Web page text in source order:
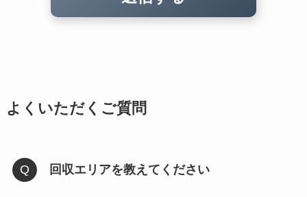
よくいただくご質問
回収エリアを教えてください